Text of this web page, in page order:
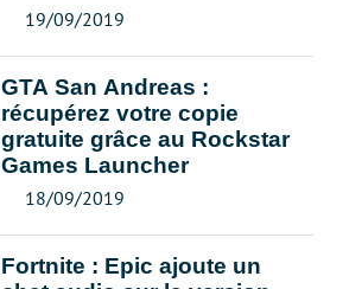
19/09/2019
GTA San Andreas :
récupérez votre copie
gratuite grâce au Rockstar
Games Launcher
18/09/2019
Fortnite : Epic ajoute un